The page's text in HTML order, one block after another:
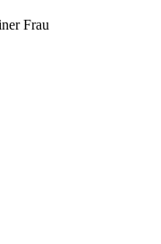
Frau